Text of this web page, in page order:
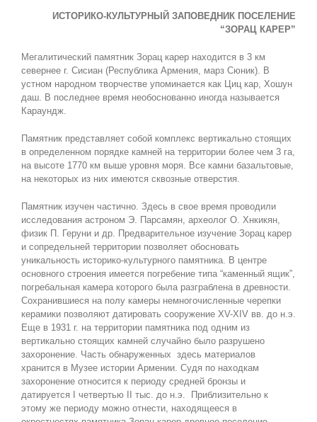
ИСТОРИКО-КУЛЬТУРНЫЙ ЗАПОВЕДНИК ПОСЕЛЕНИЕ
“ЗОРАЦ КАРЕР”
Мегалитический памятник Зорац карер находится в 3 км
севернее г. Сисиан (Республика Армения, марз Сюник). В
устном народном творчестве упоминается как Циц кар, Хошун
даш. В последнее время необоснованно иногда называется
Караундж.
Памятник представляет собой комплекс вертикально стоящих
в определенном порядке камней на территории более чем 3 га,
на высоте 1770 км выше уровня моря. Все камни базальтовые,
на некоторых из них имеются сквозные отверстия.
Памятник изучен частично. Здесь в свое время проводили
исследования астроном Э. Парсамян, археолог О. Хнкикян,
физик П. Геруни и др. Предварительное изучение Зорац карер
и сопредельней территории позволяет обосновать
уникальность историко-культурного памятника. В центре
основного строения имеется погребение типа “каменный ящик”,
погребальная камера которого была разграблена в древности.
Сохранившиеся на полу камеры немногочисленные черепки
керамики позволяют датировать сооружение XV-XIV вв. до н.э.
Еще в 1931 г. на территории памятника под одним из
вертикально стоящих камней случайно было разрушено
захоронение. Часть обнаруженных здесь материалов
хранится в Музее истории Армении. Судя по находкам
захоронение относится к периоду средней бронзы и
датируется I четвертью II тыс. до н.э. Приблизительно к
этому же периоду можно отнести, находящееся в